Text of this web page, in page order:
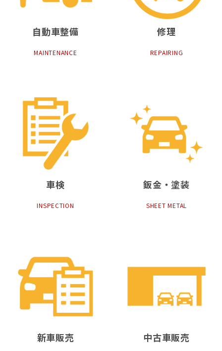
自動車整備
MAINTENANCE
修理
REPAIRING
車検
INSPECTION
鈑金・塗装
SHEET METAL
新車販売 中古車販売